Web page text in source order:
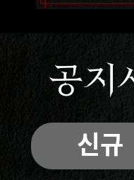
공지
신규